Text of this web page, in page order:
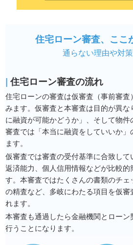
住宅ローン審査、ここ
通らない理由や対
| 住宅ローン審査の流れ
住宅ローンの審査は仮審査（事前審
みます。仮審査と本審査は目的が異な
に融資が可能かどうか」、そして物
審査では「本当に融資をしていいか」
ます。
仮審査では審査の受付基準に合致し
返済能力、個人信用情報などが比較的
す。本審査ではたくさんの書類のチ
の精査など、多岐にわたる項目を仮審
れます。
本審査も通過したら金融機関とロー
行うことになります。